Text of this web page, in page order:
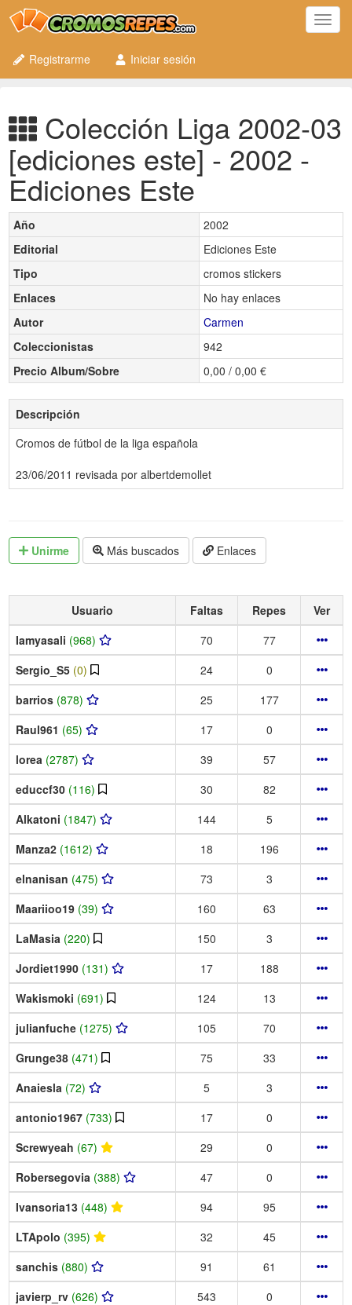
Registrarme
Iniciar sesión
Colección Liga 2002-03
[ediciones este] - 2002 -
Ediciones Este
Año
2002
Editorial
Ediciones Este
Tipo
cromos stickers
Enlaces
No hay enlaces
Autor
Carmen
Coleccionistas
942
Precio Album/Sobre
0,00 / 0,00 €
Descripción
Cromos de fútbol de la liga española
23/06/2011 revisada por albertdemollet
Unirme Más buscados Enlaces
Usuario Faltas Repes
Ver
Iamyasali (968) 70
77
Sergio_S5 (0) 24
0
barrios (878) 25
177
Raul961 (65) 17
0
lorea (2787) 39
57
educcf30 (116) 30
82
Alkatoni (1847) 144
5
Manza2 (1612) 18
196
elnanisan (475) 73
3
Maariioo19 (39) 160
63
LaMasia (220) 150
3
Jordiet1990 (131) 17
188
Wakismoki (691) 124
13
julianfuche (1275) 105
70
Grunge38 (471) 75
33
Anaiesla (72) 5
3
antonio1967 (733) 17
0
Screwyeah (67) 29
0
Robersegovia (388) 47
0
Ivansoria13 (448) 94
95
LTApolo (395) 32
45
sanchis (880) 91
61
javierp_rv (626) 543
0